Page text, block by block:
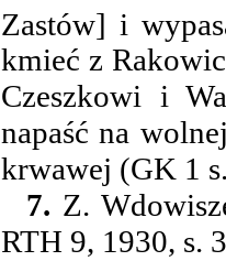
Zastów] i
kmieć z
Czeszkowi i
napaść na
krwawej (GK 1
7. Z.
RTH 9, 1930, s.